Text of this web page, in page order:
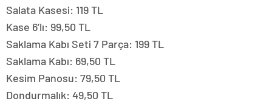
Salata Kasesi: 119 TL
Kase 6’lı: 99,50 TL
Saklama Kabı Seti 7 Parça: 199 TL
Saklama Kabı: 69,50 TL
Kesim Panosu: 79,50 TL
Dondurmalık: 49,50 TL